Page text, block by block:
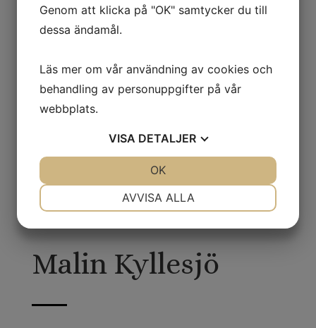
Malin Kyllesjö
Genom att klicka på "OK" samtycker du till
dessa ändamål.
Läs mer om vår användning av cookies och
behandling av personuppgifter på vår
webbplats.
VISA DETALJER
AVVISA ALLA
OK